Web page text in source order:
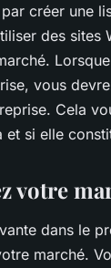
créer une
des sites
vous
Cela
et si elle
votre
dans le
marché.